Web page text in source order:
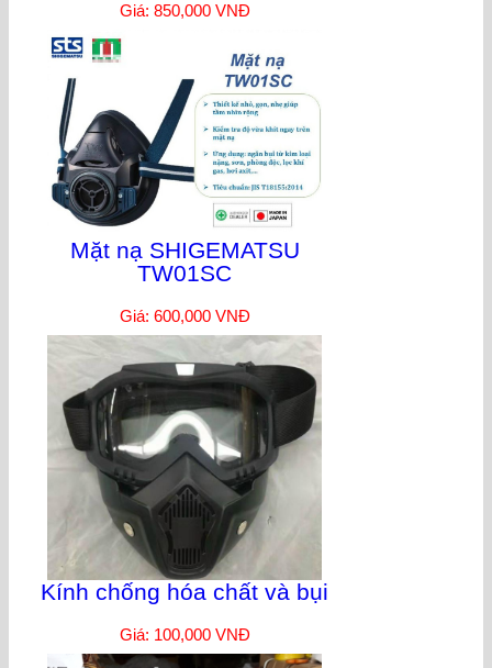
Giá: 850,000 VNĐ
Mặt nạ SHIGEMATSU
TW01SC
Giá: 600,000 VNĐ
Kính chống hóa chất và bụi
Giá: 100,000 VNĐ